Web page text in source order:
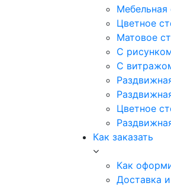
Мебельная
Цветное
Матовое
C
C
Цветное
Как заказать
Как
Доставка